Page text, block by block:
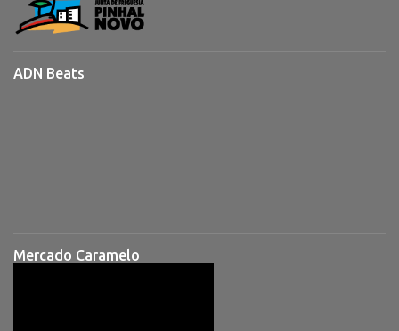
ADN Beats
Mercado Caramelo